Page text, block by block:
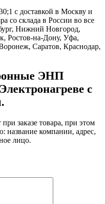
с доставкой в Москву и
со склада в России во все
Нижний Новгород,
Ростов-на-Дону, Уфа,
Саратов, Краснодар,
ЭНП
с
при заказе товара, при этом
название компании, адрес,
лицо.